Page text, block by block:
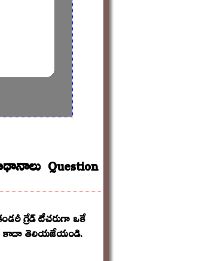
Question
గ్రేడ్ టీచరుగా ఒకే
కాదా తెలియజేయండి.